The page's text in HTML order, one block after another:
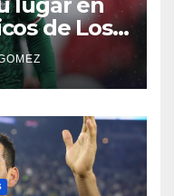
de Los